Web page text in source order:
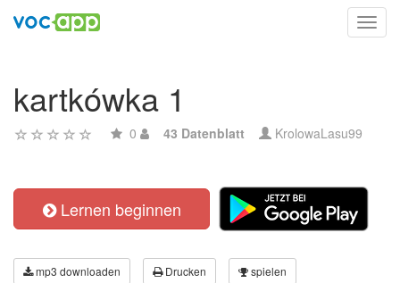
kartkówka 1
0 43 Datenblatt KrolowaLasu99
Lernen beginnen
mp3 downloaden Drucken spielen